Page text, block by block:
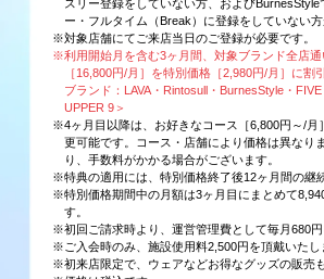
スリー登録をしていない方、およびBurnesStyle
ー・フルタイム（Break）に登録をしていない方
※対象店舗にてご来店当日のご登録が必要です。
※利用開始月を含む3ヶ月間、対象ブランド全店通
［16,800円/月］を特別価格［2,980円/月］に割
ブランド：LAVA・Rintosull・BurnesStyle・FIVE
UPPER 9＞
※4ヶ月目以降は、お好きなコース［6,800円～/月
更可能です。コース・店舗により価格は異なり
り、手数料がかかる場合がございます。
※特典の適用には、特別価格終了後12ヶ月間の継
※特別価格期間中の月額は3ヶ月目にまとめて
す。
※初回ご請求時より、運営管理費として毎月680円
※ご入会時のみ、施設使用料2,500円を頂戴いたし
※初来店限定で、ウェアなどお得なグッズの販売